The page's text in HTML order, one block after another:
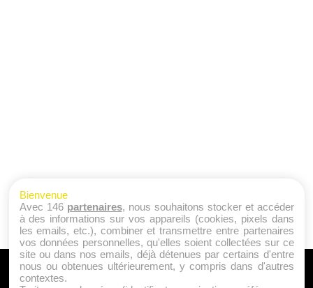
A PROPOS
Bienvenue
Avec 146 partenaires, nous souhaitons stocker et accéder
à des informations sur vos appareils (cookies, pixels dans
les emails, etc.), combiner et transmettre entre partenaires
vos données personnelles, qu'elles soient collectées sur ce
site ou dans nos emails, déjà détenues par certains d'entre
nous ou obtenues ultérieurement, y compris dans d'autres
contextes.